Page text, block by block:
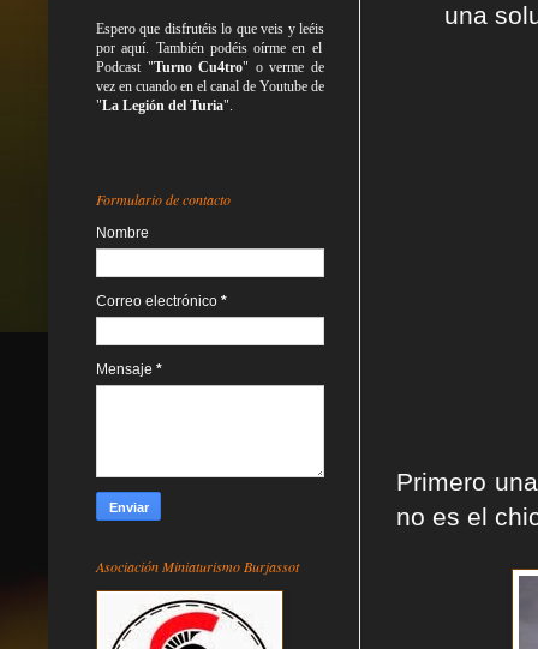
una
Primero
no es el
Espero que disfrutéis lo queveis yleéis
por aquí. También podéis oírme en el
Podcast "Turno Cu4tro" o verme de
vez en cuando en el canal de Youtube de
"La Legión del Turia".
Formulario de contacto
Nombre
Correo electrónico *
Mensaje *
Asociación Miniaturismo Burjassot